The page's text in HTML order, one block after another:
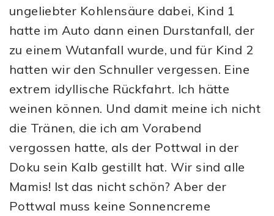
ungeliebter Kohlensäure dabei, Kind 1
hatte im Auto dann einen Durstanfall, der
zu einem Wutanfall wurde, und für Kind 2
hatten wir den Schnuller vergessen. Eine
extrem idyllische Rückfahrt. Ich hätte
weinen können. Und damit meine ich nicht
die Tränen, die ich am Vorabend
vergossen hatte, als der Pottwal in der
Doku sein Kalb gestillt hat. Wir sind alle
Mamis! Ist das nicht schön? Aber der
Pottwal muss keine Sonnencreme